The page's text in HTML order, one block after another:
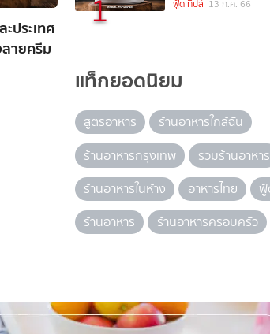
ประเทศ
สายครีม
1 ฟู้ด ทิปส์ 13 ก.ค. 66
แท็กยอดนิยม
สูตรอาหาร
ร้านอาหารใกล้ฉัน
ร้านอาหารกรุงเทพ
รวมร้านอาหาร
ร้านอาหารในห้าง
อาหารไทย
ร้านอาหาร
ร้านอาหารครอบครัว